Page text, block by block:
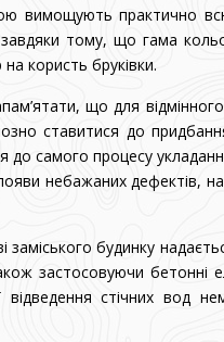
вимощують практично
тому, що гама
користь бруківки.
що для
ставитися до
самого процесу
небажаних дефектів,
будинку
застосовуючи бетонні
стічних вод